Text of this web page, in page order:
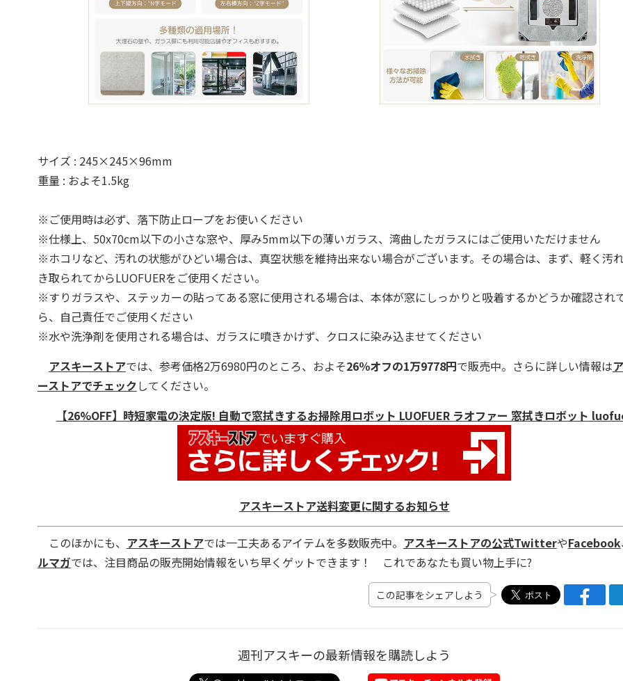
サイズ : 245×245×96mm
重量 : およそ1.5kg
※ご使用時は必ず、落下防止ロープをお使いください
※仕様上、50x70cm以下の小さな窓や、厚み5mm以下の薄いガラス、湾曲したガラスにはご使用いただけません
※ホコリなど、汚れの状態がひどい場合は、真空状態を維持出来ない場合がございます。その場合は、まず、軽く汚
き取られてからLUOFUERをご使用ください。
※すりガラスや、ステッカーの貼ってある窓に使用される場合は、本体が窓にしっかりと吸着するかどうか確認され
ら、自己責任でご使用ください
※水や洗浄剤を使用される場合は、ガラスに噴きかけず、クロスに染み込ませてください
アスキーストアでは、参考価格2万6980円のところ、およそ26％オフの1万9778円で販売中。さらに詳しい情報は
ーストアでチェックしてください。
【26%OFF】時短家電の決定版! 自動で窓拭きするお掃除用ロボット LUOFUER ラオファー 窓拭きロボット
アスキーストア送料変更に関するお知らせ
このほかにも、 アスキーストアでは一工夫あるアイテムを多数販売中。 アスキーストアの公式TwitterやFacebook
ルマガでは、注目商品の販売開始情報をいち早くゲットできます！ これであなたも買い物上手に?
この記事をシェアしよう
週刊アスキーの最新情報を購読しよう